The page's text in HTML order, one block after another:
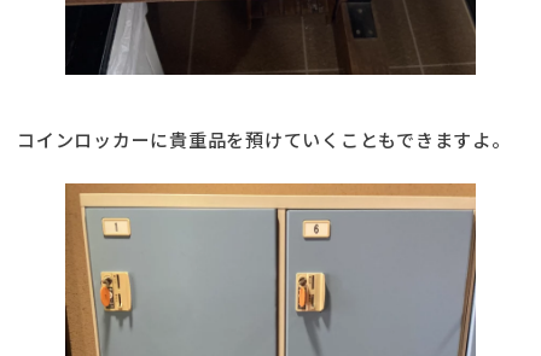
コインロッカーに貴重品を預けていくこともできますよ。